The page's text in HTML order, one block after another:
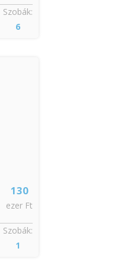
Szobák:
6
130
ezer Ft
Szobák:
1